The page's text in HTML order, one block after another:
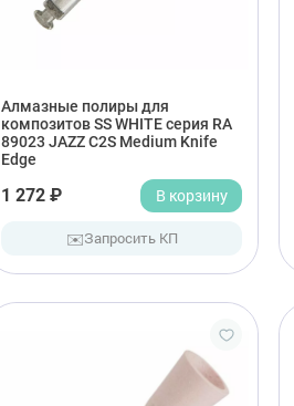
Алмазные полиры для
композитов SS WHITE серия RA
89023 JAZZ C2S Medium Knife
Edge
1 272 ₽ В корзину
✉️Запросить КП